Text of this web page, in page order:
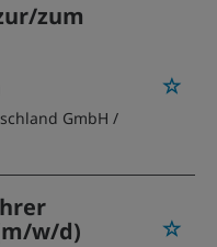
zum
GmbH /
w/d)